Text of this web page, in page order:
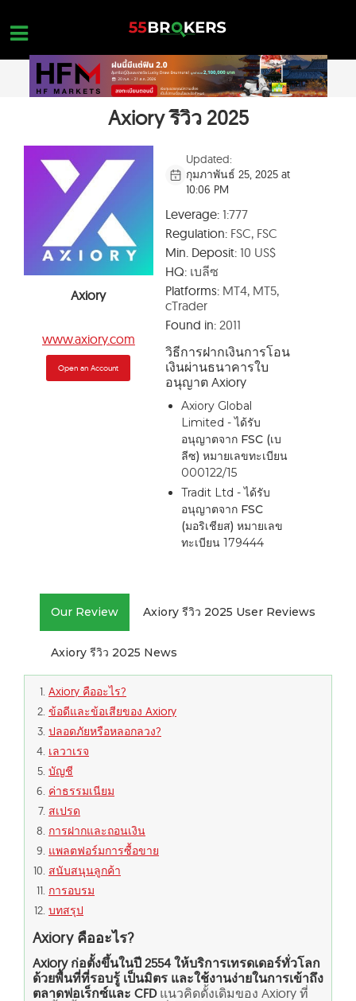
content
รีวิว โบรกเกอร์ FOREX
โบรกเกอร์ที่อยู่ในบัญชีดำ
การศึกษา FOREX
คำถามเกี่ยวกับการเทรด
เปิดบัญชีโดยไม่มีค่าใช้จ่าย
Axiory รีวิว 2025
Axiory
www.axiory.com
Open an Account
Updated:
กุมภาพันธ์ 25, 2025 at
10:06 PM
Leverage:1:777
Regulation:FSC, FSC
Min. Deposit:10 US$
HQ:เบลีซ
Platforms:MT4, MT5,
cTrader
Found in:2011
วิธีการฝากเงินการโอน
เงินผ่านธนาคารใบ
อนุญาต Axiory
Axiory Global
Limited - ได้รับ
อนุญาตจาก FSC (เบ
ลีซ) หมายเลขทะเบียน
000122/15
Tradit Ltd - ได้รับ
อนุญาตจาก FSC
(มอริเชียส) หมายเลข
ทะเบียน 179444
Our Review Axiory รีวิว 2025 User Reviews
Axiory รีวิว 2025 News
Axiory คืออะไร?
ข้อดีและข้อเสียของ Axiory
ปลอดภัยหรือหลอกลวง?
เลวาเรจ
บัญชี
ค่าธรรมเนียม
สเปรด
การฝากและถอนเงิน
แพลตฟอร์มการซื้อขาย
สนับสนุนลูกค้า
การอบรม
บทสรุป
Axiory คืออะไร?
Axiory ก่อตั้งขึ้นในปี 2554 ให้บริการเทรดเดอร์ทั่วโลก
ด้วยพื้นที่ที่รอบรู้ เป็นมิตร และใช้งานง่ายในการเข้าถึง
ตลาดฟอเร็กซ์และ CFDแนวคิดดั้งเดิมของ Axiory ที่